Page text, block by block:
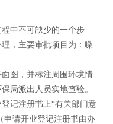
中不可缺少的一个步
，主要审批项目为：噪
图，并标注周围环境情
局派出人员实地查验。
记注册书上“有关部门意
申请开业登记注册书由办